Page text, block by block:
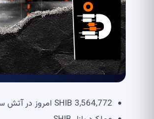
3,564,772 SHIB امروز در آتش سوخت